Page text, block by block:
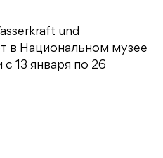
und
в Национальном музее
13 января по 26